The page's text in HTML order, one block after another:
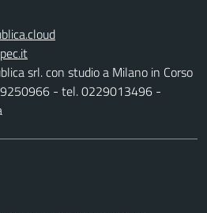
srl. con studio a Milano in Corso
- tel. 0229013496 -